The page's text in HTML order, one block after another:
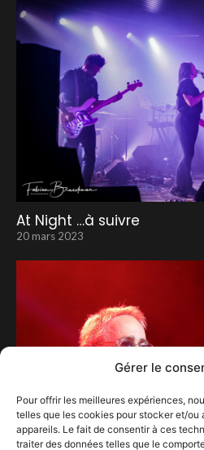
Gérer le
Pour offrir les meilleures expériences,
telles que les cookies pour stocker et/ou
appareils. Le fait de consentir à ces
traiter des données telles que le
At Night …à suivre
20 mars 2023